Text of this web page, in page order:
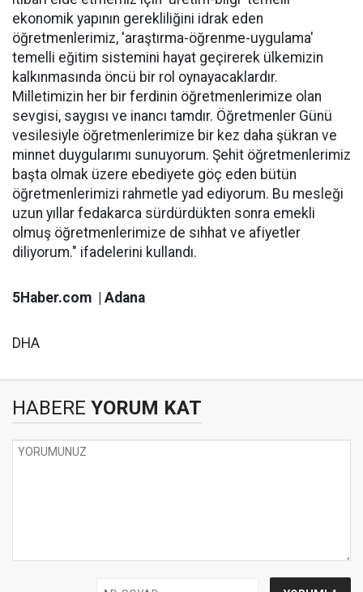
ekonomik yapının gerekliliğini idrak eden
öğretmenlerimiz, 'araştırma-öğrenme-uygulama'
temelli eğitim sistemini hayat geçirerek ülkemizin
kalkınmasında öncü bir rol oynayacaklardır.
Milletimizin her bir ferdinin öğretmenlerimize olan
sevgisi, saygısı ve inancı tamdır. Öğretmenler Günü
vesilesiyle öğretmenlerimize bir kez daha şükran ve
minnet duygularımı sunuyorum. Şehit öğretmenlerimiz
başta olmak üzere ebediyete göç eden bütün
öğretmenlerimizi rahmetle yad ediyorum. Bu mesleği
uzun yıllar fedakarca sürdürdükten sonra emekli
olmuş öğretmenlerimize de sıhhat ve afiyetler
diliyorum." ifadelerini kullandı.
5Haber.com | Adana
DHA
HABERE YORUM KAT